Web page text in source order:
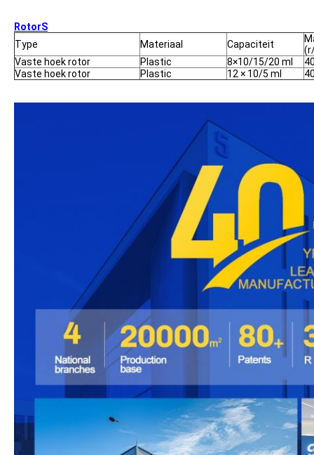
RotorS
Type
Materiaal Capaciteit
Vaste hoek rotor
Plastic 8×10/15/20 ml
Vaste hoek rotor
Plastic 12 × 10/5 ml